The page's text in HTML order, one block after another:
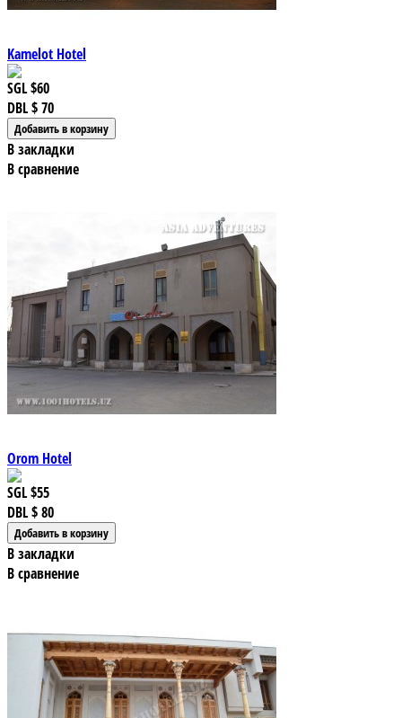
Kamelot Hotel
SGL$60
DBL$ 70
В закладки
В сравнение
Orom Hotel
SGL$55
DBL$ 80
В закладки
В сравнение